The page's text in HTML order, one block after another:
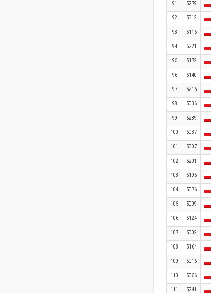
91 5279
92 5312
93 5116
94 5221
95 5172
96 5140
97 5216
98 5036
99 5289
100 5037
101 5307
102 5201
103 5105
104 5076
105 5009
106 5124
107 5002
108 5164
109 5016
110 5056
111 5241